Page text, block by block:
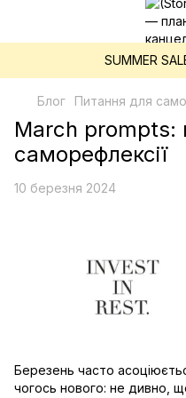
SUMMER
Блог Питання для
March prompts:
саморефлексії
10 березня 2024
Березень часто
чогось нового: не дивно,